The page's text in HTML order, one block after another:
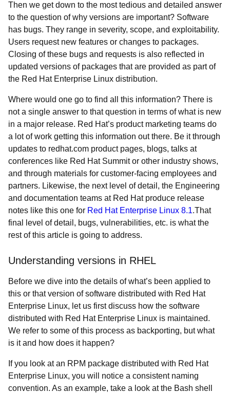
Then we get down to the most tedious and detailed answer
to the question of why versions are important? Software
has bugs. They range in severity, scope, and exploitability.
Users request new features or changes to packages.
Closing of these bugs and requests is also reflected in
updated versions of packages that are provided as part of
the Red Hat Enterprise Linux distribution.
Where would one go to find all this information? There is
not a single answer to that question in terms of what is new
in a major release. Red Hat’s product marketing teams do
a lot of work getting this information out there. Be it through
updates to redhat.com product pages, blogs, talks at
conferences like Red Hat Summit or other industry shows,
and through materials for customer-facing employees and
partners. Likewise, the next level of detail, the Engineering
and documentation teams at Red Hat produce release
notes like this one for Red Hat Enterprise Linux 8.1.That
final level of detail, bugs, vulnerabilities, etc. is what the
rest of this article is going to address.
Understanding versions in RHEL
Before we dive into the details of what’s been applied to
this or that version of software distributed with Red Hat
Enterprise Linux, let us first discuss how the software
distributed with Red Hat Enterprise Linux is maintained.
We refer to some of this process as backporting, but what
is it and how does it happen?
If you look at an RPM package distributed with Red Hat
Enterprise Linux, you will notice a consistent naming
convention. As an example, take a look at the Bash shell